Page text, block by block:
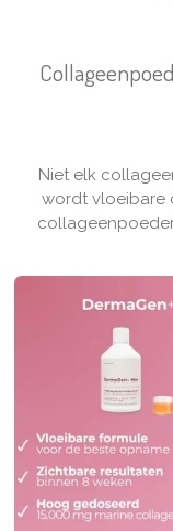
Niet elk
wordt vloeibare